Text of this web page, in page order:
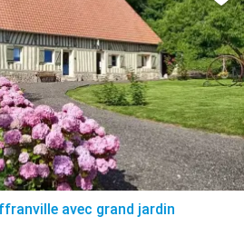
avec grand jardin